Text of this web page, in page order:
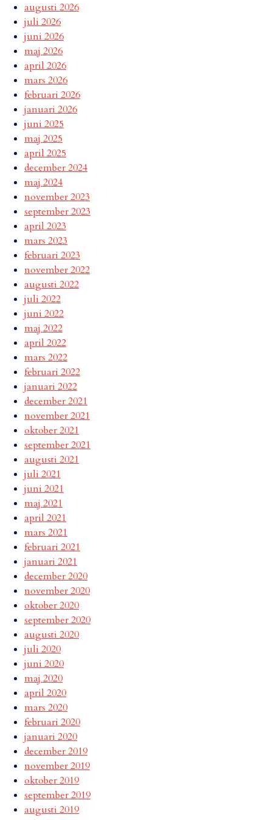
augusti 2026
juli 2026
juni 2026
maj 2026
april 2026
mars 2026
februari 2026
januari 2026
juni 2025
maj 2025
april 2025
december 2024
maj 2024
november 2023
september 2023
april 2023
mars 2023
februari 2023
november 2022
augusti 2022
juli 2022
juni 2022
maj 2022
april 2022
mars 2022
februari 2022
januari 2022
december 2021
november 2021
oktober 2021
september 2021
augusti 2021
juli 2021
juni 2021
maj 2021
april 2021
mars 2021
februari 2021
januari 2021
december 2020
november 2020
oktober 2020
september 2020
augusti 2020
juli 2020
juni 2020
maj 2020
april 2020
mars 2020
februari 2020
januari 2020
december 2019
november 2019
oktober 2019
september 2019
augusti 2019